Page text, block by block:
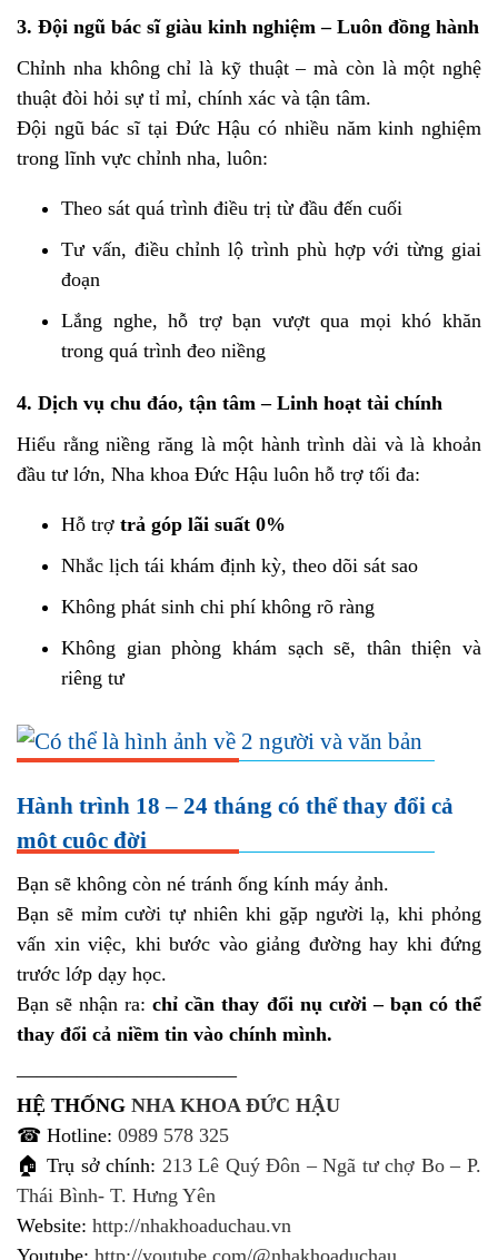
3. Đội ngũ bác sĩ giàu kinh nghiệm – Luôn đồng hành
Chỉnh nha không chỉ là kỹ thuật – mà còn là một nghệ
thuật đòi hỏi sự tỉ mỉ, chính xác và tận tâm.
Đội ngũ bác sĩ tại Đức Hậu có nhiều năm kinh nghiệm
trong lĩnh vực chỉnh nha, luôn:
Theo sát quá trình điều trị từ đầu đến cuối
Tư vấn, điều chỉnh lộ trình phù hợp với từng giai
đoạn
Lắng nghe, hỗ trợ bạn vượt qua mọi khó khăn
trong quá trình đeo niềng
4. Dịch vụ chu đáo, tận tâm – Linh hoạt tài chính
Hiểu rằng niềng răng là một hành trình dài và là khoản
đầu tư lớn, Nha khoa Đức Hậu luôn hỗ trợ tối đa:
Hỗ trợ trả góp lãi suất 0%
Nhắc lịch tái khám định kỳ, theo dõi sát sao
Không phát sinh chi phí không rõ ràng
Không gian phòng khám sạch sẽ, thân thiện và
riêng tư
Hành trình 18 – 24 tháng có thể thay đổi cả
một cuộc đời
Bạn sẽ không còn né tránh ống kính máy ảnh.
Bạn sẽ mỉm cười tự nhiên khi gặp người lạ, khi phỏng
vấn xin việc, khi bước vào giảng đường hay khi đứng
trước lớp dạy học.
Bạn sẽ nhận ra:chỉ cần thay đổi nụ cười – bạn có thể
thay đổi cả niềm tin vào chính mình.
———————————
HỆ THỐNG NHA KHOA ĐỨC HẬU
☎ Hotline: 0989 578 325
🏠 Trụ sở chính: 213 Lê Quý Đôn – Ngã tư chợ Bo – P.
Thái Bình- T. Hưng Yên
Website: http://nhakhoaduchau.vn
Youtube: http://youtube.com/@nhakhoaduchau